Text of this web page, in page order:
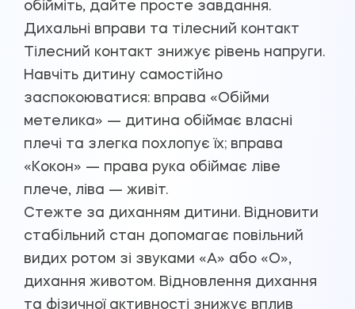
обійміть, дайте просте завдання.
Дихальні вправи та тілесний контакт
Тілесний контакт знижує рівень напруги.
Навчіть дитину самостійно
заспокоюватися: вправа «Обійми
метелика» — дитина обіймає власні
плечі та злегка похлопує їх; вправа
«Кокон» — права рука обіймає ліве
плече, ліва — живіт.
Стежте за диханням дитини. Відновити
стабільний стан допомагає повільний
видих ротом зі звуками «А» або «О»,
дихання животом. Відновлення дихання
та фізичної активності знижує вплив